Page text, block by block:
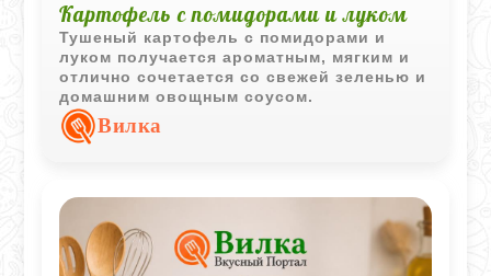
Картофель с помидорами и луком
Тушеный картофель с помидорами и
луком получается ароматным, мягким и
отлично сочетается со свежей зеленью и
домашним овощным соусом.
Вилка